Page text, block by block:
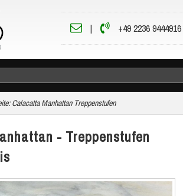
| +49 2236 9444916
Calacatta Manhattan Treppenstufen
- Treppenstufen